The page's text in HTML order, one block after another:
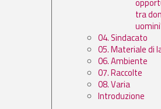
tra
04. Sindacato
05. Materiale di
06. Ambiente
07. Raccolte
08. Varia
Introduzione